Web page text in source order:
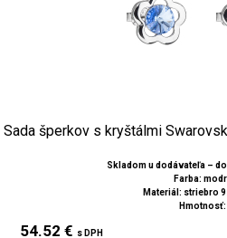
Sada šperkov s kryštálmi
Skladom u dodávateľa –
Farba:
Materiál: striebro
Hmotnosť:
54.52 € s DPH